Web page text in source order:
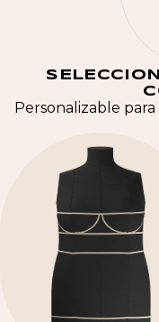
Personalizable